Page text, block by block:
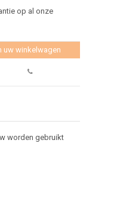
op al onze
uw winkelwagen
worden gebruikt